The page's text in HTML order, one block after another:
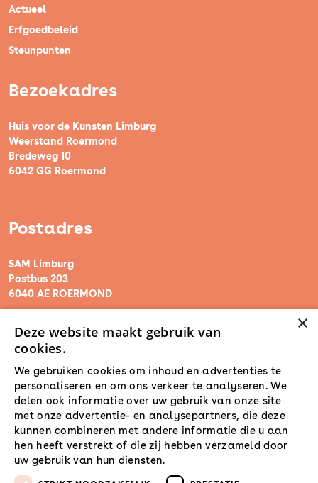
Actueel
Erfgoedbeleid
Steunpunten
Bezoekadres
Huis voor de Kunsten Limburg
Weerstand Roermond
Bredeweg 10
6042 GG Roermond
Postadres
SAM Limburg
Postbus 203
6040 AE ROERMOND
steunpunt@sam-limburg.nl
0475-399281
×
Deze website maakt gebruik van
cookies.
We gebruiken cookies om inhoud en advertenties te
personaliseren en om ons verkeer te analyseren. We
delen ook informatie over uw gebruik van onze site
met onze advertentie- en analysepartners, die deze
kunnen combineren met andere informatie die u aan
hen heeft verstrekt of die zij hebben verzameld door
uw gebruik van hun diensten.